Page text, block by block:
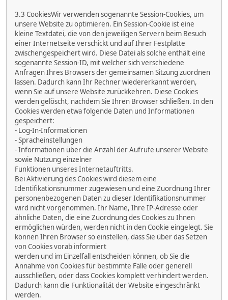
3.3 CookiesWir verwenden sogenannte Session-Cookies, um
unsere Website zu optimieren. Ein Session-Cookie ist eine
kleine Textdatei, die von den jeweiligen Servern beim Besuch
einer Internetseite verschickt und auf Ihrer Festplatte
zwischengespeichert wird. Diese Datei als solche enthält eine
sogenannte Session-ID, mit welcher sich verschiedene
Anfragen Ihres Browsers der gemeinsamen Sitzung zuordnen
lassen. Dadurch kann Ihr Rechner wiedererkannt werden,
wenn Sie auf unsere Website zurückkehren. Diese Cookies
werden gelöscht, nachdem Sie Ihren Browser schließen. In den
Cookies werden etwa folgende Daten und Informationen
gespeichert:
- Log-In-Informationen
- Spracheinstellungen
- Informationen über die Anzahl der Aufrufe unserer Website
sowie Nutzung einzelner
Funktionen unseres Internetauftritts.
Bei Aktivierung des Cookies wird diesem eine
Identifikationsnummer zugewiesen und eine Zuordnung Ihrer
personenbezogenen Daten zu dieser Identifikationsnummer
wird nicht vorgenommen. Ihr Name, Ihre IP-Adresse oder
ähnliche Daten, die eine Zuordnung des Cookies zu Ihnen
ermöglichen würden, werden nicht in den Cookie eingelegt. Sie
können Ihren Browser so einstellen, dass Sie über das Setzen
von Cookies vorab informiert
werden und im Einzelfall entscheiden können, ob Sie die
Annahme von Cookies für bestimmte Fälle oder generell
ausschließen, oder dass Cookies komplett verhindert werden.
Dadurch kann die Funktionalität der Website eingeschränkt
werden.